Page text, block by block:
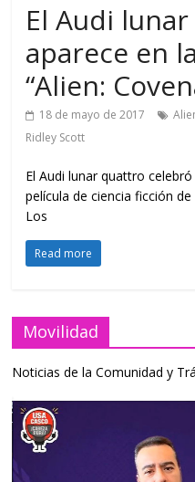
El Audi
aparece en
“Alien:
18 de mayo de 2017
Ridley Scott
El Audi lunar quattro
película de ciencia ficción de
Los
Read more
Movilidad
Noticias de la Comunidad y